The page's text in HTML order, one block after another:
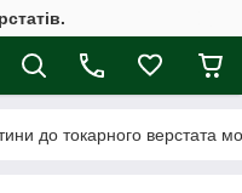
до токарного верстата